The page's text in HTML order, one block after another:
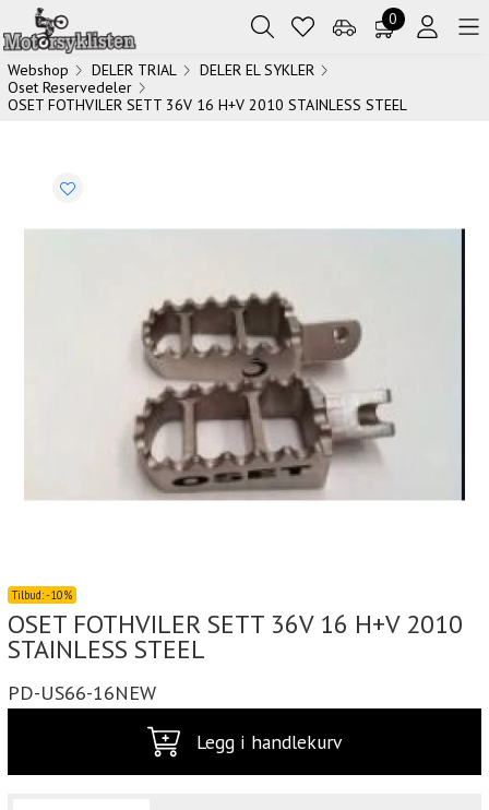
0
Webshop DELER TRIAL
DELER EL SYKLER
Oset Reservedeler
OSET FOTHVILER SETT 36V 16 H+V 2010 STAINLESS STEEL
Tilbud:-10%
OSET FOTHVILER SETT 36V 16 H+V 2010
STAINLESS STEEL
PD-US66-16NEW
Legg i handlekurv